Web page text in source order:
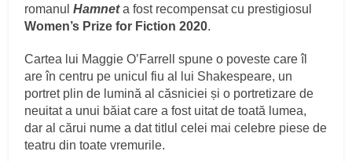
romanulHamneta fost recompensat cu prestigiosul
Women’s Prize for Fiction 2020.
Cartea lui Maggie O’Farrell spune o poveste care îl
are în centru pe unicul fiu al lui Shakespeare, un
portret plin de lumină al căsniciei și o portretizare de
neuitat a unui băiat care a fost uitat de toată lumea,
dar al cărui nume a dat titlul celei mai celebre piese de
teatru din toate vremurile.